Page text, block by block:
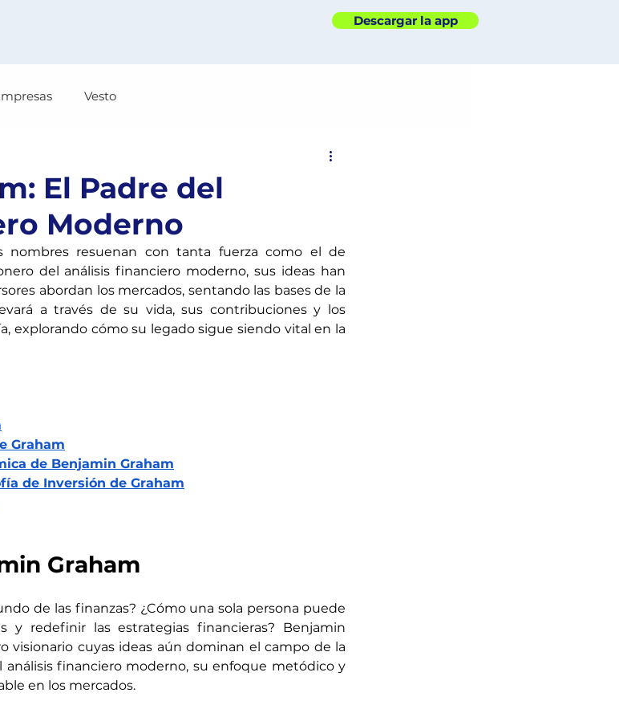
Descargar la app
Vesto
El Padre del
Moderno
nombres resuenan con tanta fuerza como el de
del análisis financiero moderno, sus ideas han
abordan los mercados, sentando las bases de la
a través de su vida, sus contribuciones y los
explorando cómo su legado sigue siendo vital en la
Graham
de Benjamin Graham
de Inversión de Graham
Graham
de las finanzas? ¿Cómo una sola persona puede
y redefinir las estrategias financieras? Benjamin
visionario cuyas ideas aún dominan el campo de la
financiero moderno, su enfoque metódico y
en los mercados.